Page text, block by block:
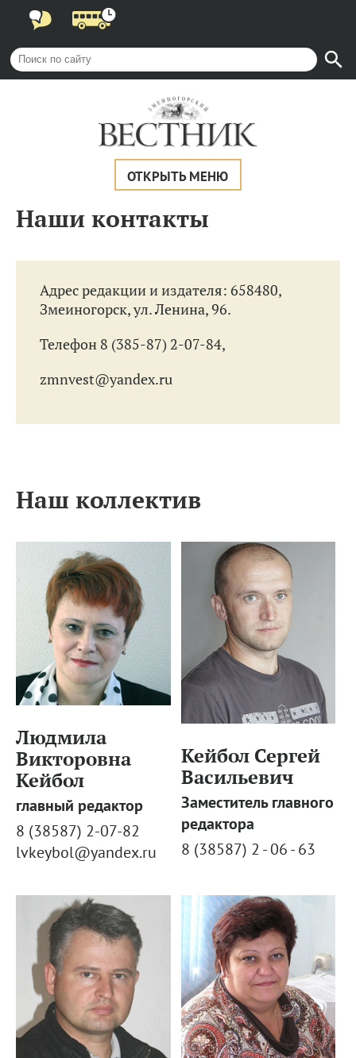
ОТКРЫТЬ МЕНЮ
Наши контакты
Адрес редакции и издателя: 658480,
Змеиногорск, ул. Ленина, 96.
Телефон 8 (385-87) 2-07-84,
zmnvest@yandex.ru
Наш коллектив
Людмила
Викторовна
Кейбол
главный редактор
8 (38587) 2-07-82
lvkeybol@yandex.ru
Кейбол Сергей
Васильевич
Заместитель главного
редактора
8 (38587) 2 - 06 - 63